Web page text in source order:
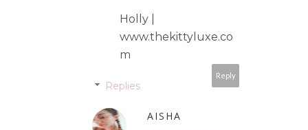
Holly |
www.thekittyluxe.co
m
Reply
Replies
AISHA